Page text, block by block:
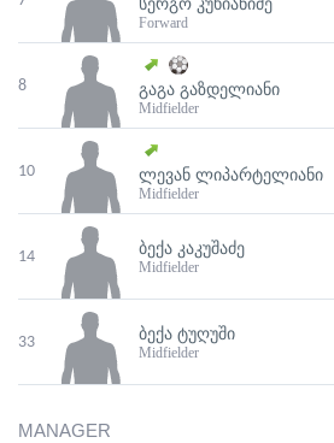
ᲡᲔᲠᲒᲝ ᲙᲣᲮᲘᲐᲜᲘᲫᲔ
Forward
8 ᲒᲐᲒᲐ ᲒᲐᲖᲓᲔᲚᲘᲐᲜᲘ
Midfielder
10 ᲚᲔᲕᲐᲜ ᲚᲘᲞᲐᲠᲢᲔᲚᲘᲐᲜᲘ
Midfielder
14 ᲑᲔᲥᲐ ᲙᲐᲙᲣᲨᲐᲫᲔ
Midfielder
33 ᲑᲔᲥᲐ ᲢᲣᲦᲣᲨᲘ
Midfielder
MANAGER